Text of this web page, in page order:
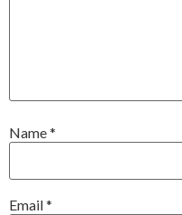
Name*
Email*